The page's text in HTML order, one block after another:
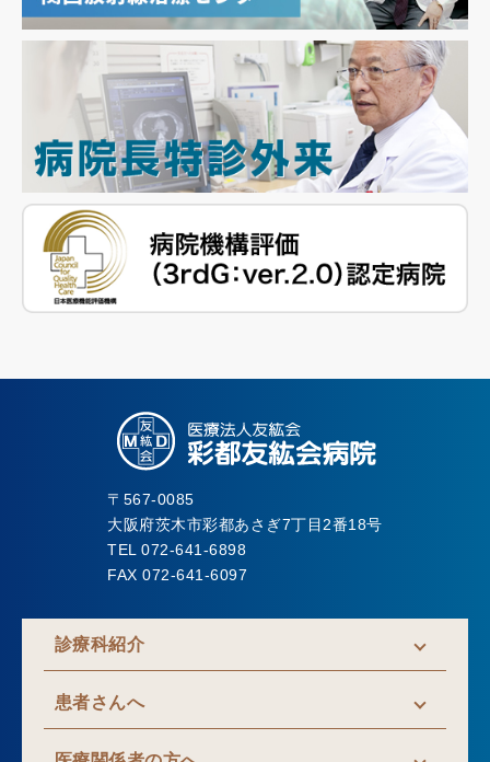
〒567-0085
大阪府茨木市彩都あさぎ7丁目2番18号
TEL 072-641-6898
FAX 072-641-6097
診療科紹介
患者さんへ